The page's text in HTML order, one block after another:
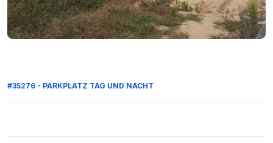
#35276 - PARKPLATZ TAG UND NACHT